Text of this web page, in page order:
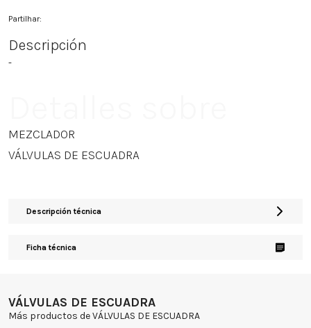
Partilhar:
Descripción
-
MEZCLADOR
VÁLVULAS DE ESCUADRA
Descripción técnica
Ficha técnica
VÁLVULAS DE ESCUADRA
Más productos de VÁLVULAS DE ESCUADRA